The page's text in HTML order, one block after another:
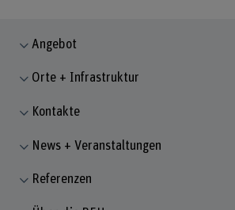
Angebot
Orte + Infrastruktur
Kontakte
News + Veranstaltungen
Referenzen